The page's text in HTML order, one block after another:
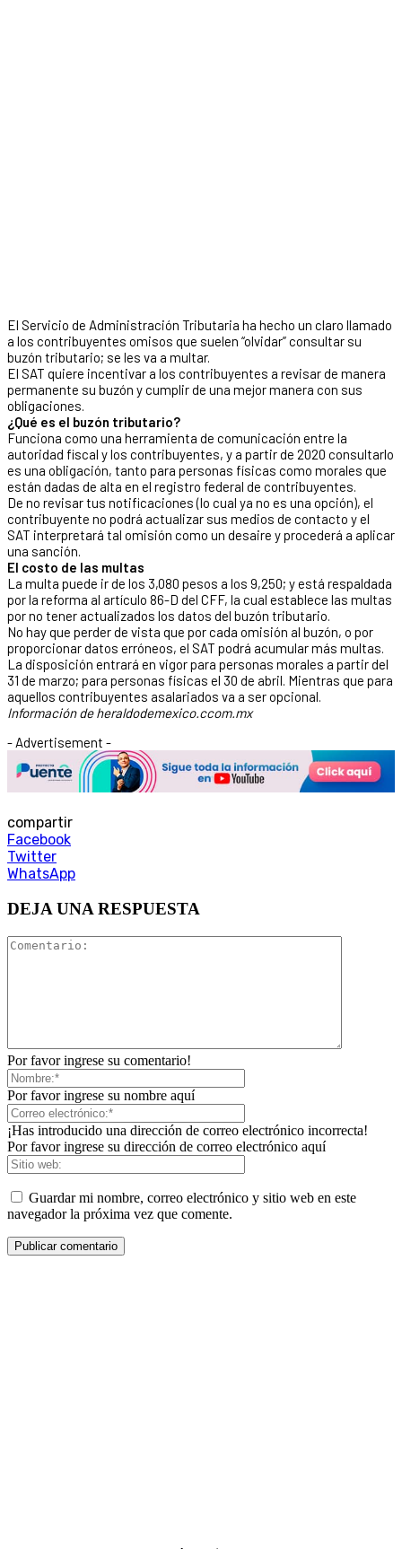
El Servicio de Administración Tributaria ha hecho un claro llamado
a los contribuyentes omisos que suelen “olvidar” consultar su
buzón tributario; se les va a multar.
El SAT quiere incentivar a los contribuyentes a revisar de manera
permanente su buzón y cumplir de una mejor manera con sus
obligaciones.
¿Qué es el buzón tributario?
Funciona como una herramienta de comunicación entre la
autoridad fiscal y los contribuyentes, y a partir de 2020 consultarlo
es una obligación, tanto para personas físicas como morales que
están dadas de alta en el registro federal de contribuyentes.
De no revisar tus notificaciones (lo cual ya no es una opción), el
contribuyente no podrá actualizar sus medios de contacto y el
SAT interpretará tal omisión como un desaire y procederá a aplicar
una sanción.
El costo de las multas
La multa puede ir de los 3,080 pesos a los 9,250; y está respaldada
por la reforma al artículo 86-D del CFF, la cual establece las multas
por no tener actualizados los datos del buzón tributario.
No hay que perder de vista que por cada omisión al buzón, o por
proporcionar datos erróneos, el SAT podrá acumular más multas.
La disposición entrará en vigor para personas morales a partir del
31 de marzo; para personas físicas el 30 de abril. Mientras que para
aquellos contribuyentes asalariados va a ser opcional.
Información de heraldodemexico.ccom.mx
- Advertisement -
compartir
Facebook
Twitter
WhatsApp
DEJA UNA RESPUESTA
Por favor ingrese su comentario!
Por favor ingrese su nombre aquí
¡Has introducido una dirección de correo electrónico incorrecta!
Por favor ingrese su dirección de correo electrónico aquí
Guardar mi nombre, correo electrónico y sitio web en este
navegador la próxima vez que comente.